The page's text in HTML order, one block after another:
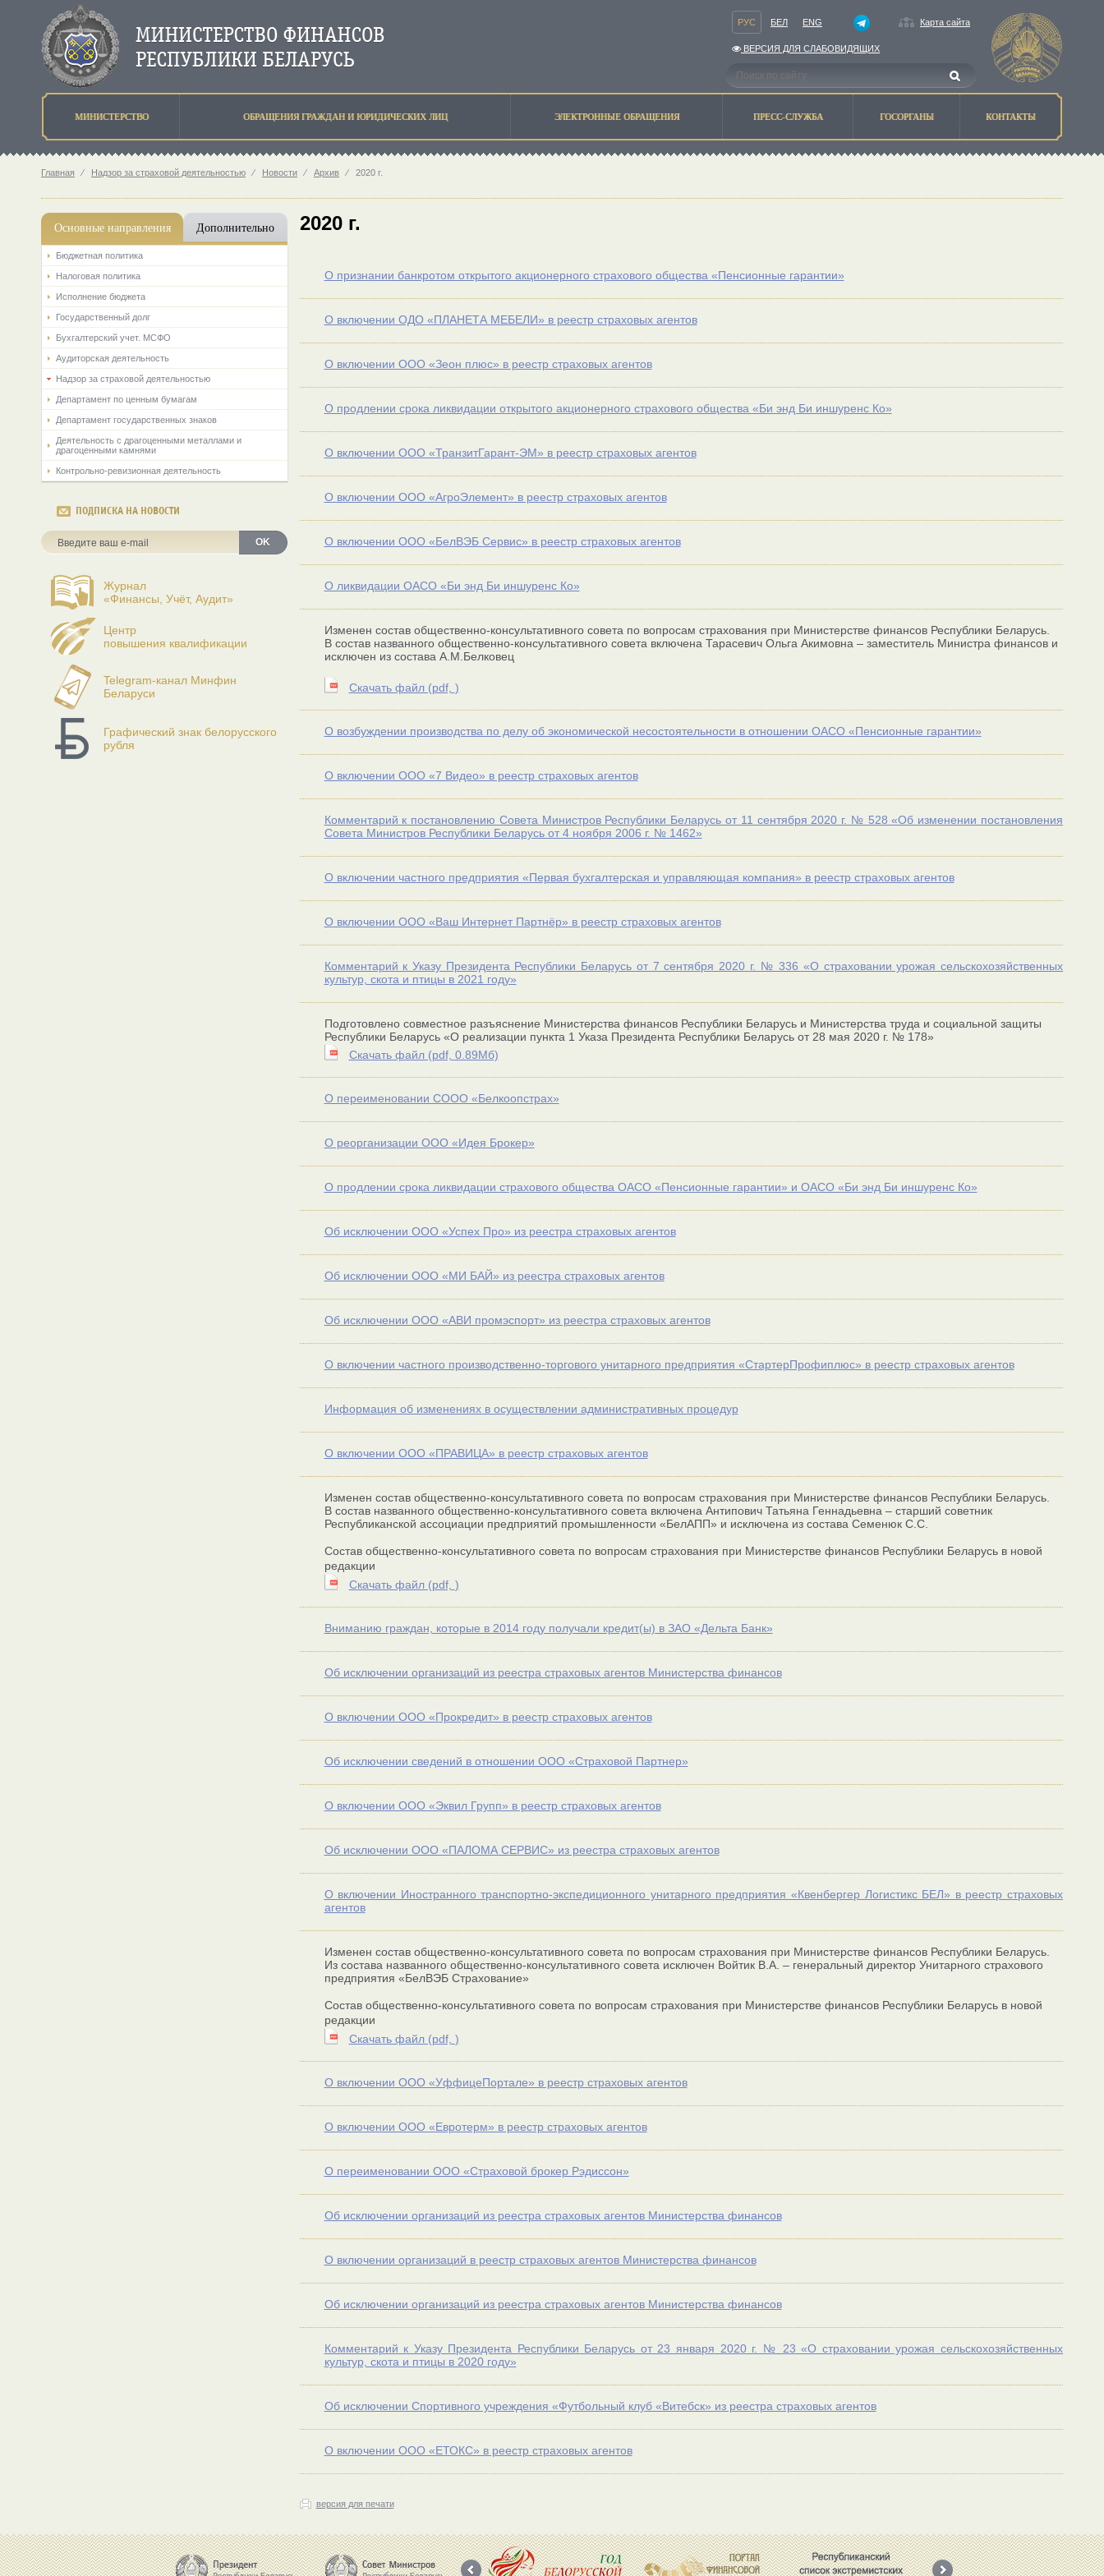
РУС БЕЛ ENG Карта сайта
ВЕРСИЯ ДЛЯ СЛАБОВИДЯЩИХ
МИНИСТЕРСТВО ОБРАЩЕНИЯ ГРАЖДАН И ЮРИДИЧЕСКИХ ЛИЦ ЭЛЕКТРОННЫЕ ОБРАЩЕНИЯ ПРЕСС-СЛУЖБА ГОСОРГАНЫ КОНТАКТЫ
Главная ⁄ Надзор за страховой деятельностью ⁄ Новости ⁄ Архив ⁄ 2020 г.
Основные направления Дополнительно
Бюджетная политика
Налоговая политика
Исполнение бюджета
Государственный долг
Бухгалтерский учет. МСФО
Аудиторская деятельность
Надзор за страховой деятельностью
Департамент по ценным бумагам
Департамент государственных знаков
Деятельность с драгоценными металлами и
драгоценными камнями
Контрольно-ревизионная деятельность
ПОДПИСКА НА НОВОСТИ
OK
Журнал
«Финансы, Учёт, Аудит»
Центр
повышения квалификации
Telegram-канал Минфин
Беларуси
Графический знак белорусского
рубля
2020 г.
О признании банкротом открытого акционерного страхового общества «Пенсионные гарантии»
О включении ОДО «ПЛАНЕТА МЕБЕЛИ» в реестр страховых агентов
О включении ООО «Зеон плюс» в реестр страховых агентов
О продлении срока ликвидации открытого акционерного страхового общества «Би энд Би иншуренс Ко»
О включении ООО «ТранзитГарант-ЭМ» в реестр страховых агентов
О включении ООО «АгроЭлемент» в реестр страховых агентов
О включении ООО «БелВЭБ Сервис» в реестр страховых агентов
О ликвидации ОАСО «Би энд Би иншуренс Ко»
Изменен состав общественно-консультативного совета по вопросам страхования при Министерстве финансов Республики Беларусь.
В состав названного общественно-консультативного совета включена Тарасевич Ольга Акимовна – заместитель Министра финансов и
исключен из состава А.М.Белковец
Скачать файл (pdf, )
О возбуждении производства по делу об экономической несостоятельности в отношении ОАСО «Пенсионные гарантии»
О включении ООО «7 Видео» в реестр страховых агентов
Комментарий к постановлению Совета Министров Республики Беларусь от 11 сентября 2020 г. № 528 «Об изменении постановления
Совета Министров Республики Беларусь от 4 ноября 2006 г. № 1462»
О включении частного предприятия «Первая бухгалтерская и управляющая компания» в реестр страховых агентов
О включении ООО «Ваш Интернет Партнёр» в реестр страховых агентов
Комментарий к Указу Президента Республики Беларусь от 7 сентября 2020 г. № 336 «О страховании урожая сельскохозяйственных
культур, скота и птицы в 2021 году»
Подготовлено совместное разъяснение Министерства финансов Республики Беларусь и Министерства труда и социальной защиты
Республики Беларусь «О реализации пункта 1 Указа Президента Республики Беларусь от 28 мая 2020 г. № 178»
Скачать файл (pdf, 0.89Мб)
О переименовании СООО «Белкоопстрах»
О реорганизации ООО «Идея Брокер»
О продлении срока ликвидации страхового общества ОАСО «Пенсионные гарантии» и ОАСО «Би энд Би иншуренс Ко»
Об исключении ООО «Успех Про» из реестра страховых агентов
Об исключении ООО «МИ БАЙ» из реестра страховых агентов
Об исключении ООО «АВИ промэспорт» из реестра страховых агентов
О включении частного производственно-торгового унитарного предприятия «СтартерПрофиплюс» в реестр страховых агентов
Информация об изменениях в осуществлении административных процедур
О включении ООО «ПРАВИЦА» в реестр страховых агентов
Изменен состав общественно-консультативного совета по вопросам страхования при Министерстве финансов Республики Беларусь.
В состав названного общественно-консультативного совета включена Антипович Татьяна Геннадьевна – старший советник
Республиканской ассоциации предприятий промышленности «БелАПП» и исключена из состава Семенюк С.С.
Состав общественно-консультативного совета по вопросам страхования при Министерстве финансов Республики Беларусь в новой
редакции
Скачать файл (pdf, )
Вниманию граждан, которые в 2014 году получали кредит(ы) в ЗАО «Дельта Банк»
Об исключении организаций из реестра страховых агентов Министерства финансов
О включении ООО «Прокредит» в реестр страховых агентов
Об исключении сведений в отношении ООО «Страховой Партнер»
О включении ООО «Эквил Групп» в реестр страховых агентов
Об исключении ООО «ПАЛОМА СЕРВИС» из реестра страховых агентов
О включении Иностранного транспортно-экспедиционного унитарного предприятия «Квенбергер Логистикс БЕЛ» в реестр страховых
агентов
Изменен состав общественно-консультативного совета по вопросам страхования при Министерстве финансов Республики Беларусь.
Из состава названного общественно-консультативного совета исключен Войтик В.А. – генеральный директор Унитарного страхового
предприятия «БелВЭБ Страхование»
Состав общественно-консультативного совета по вопросам страхования при Министерстве финансов Республики Беларусь в новой
редакции
Скачать файл (pdf, )
О включении ООО «УффицеПортале» в реестр страховых агентов
О включении ООО «Евротерм» в реестр страховых агентов
О переименовании ООО «Страховой брокер Рэдиссон»
Об исключении организаций из реестра страховых агентов Министерства финансов
О включении организаций в реестр страховых агентов Министерства финансов
Об исключении организаций из реестра страховых агентов Министерства финансов
Комментарий к Указу Президента Республики Беларусь от 23 января 2020 г. № 23 «О страховании урожая сельскохозяйственных
культур, скота и птицы в 2020 году»
Об исключении Спортивного учреждения «Футбольный клуб «Витебск» из реестра страховых агентов
О включении ООО «ЕТОКС» в реестр страховых агентов
версия для печати